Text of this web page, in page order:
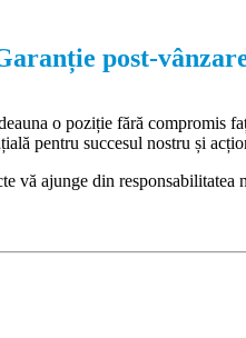
post-
o poziție fără compromis
pentru succesul nostru și
vă ajunge din